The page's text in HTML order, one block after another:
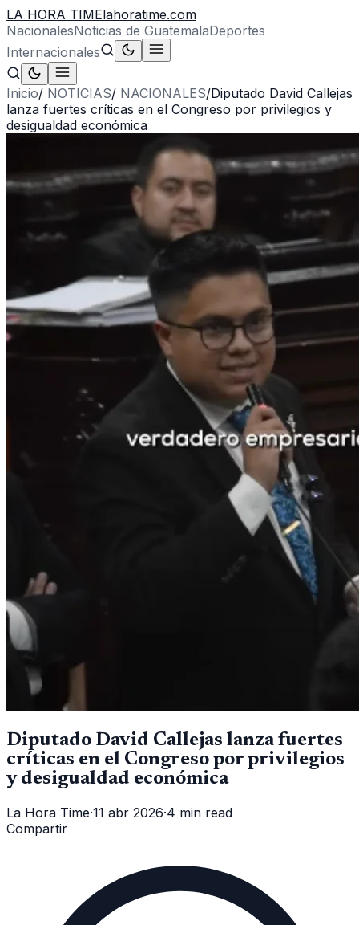
LA HORA TIMElahoratime.com
NacionalesNoticias de GuatemalaDeportes
Internacionales
Inicio/ NOTICIAS/ NACIONALES/Diputado David Callejas
lanza fuertes críticas en el Congreso por privilegios y
desigualdad económica
Diputado David Callejas lanza fuertes
críticas en el Congreso por privilegios
y desigualdad económica
La Hora Time·11 abr 2026·4 min read
Compartir